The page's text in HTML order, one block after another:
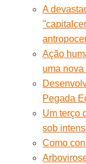
A
Ação
uma
Pegada
Um terço
sob
Como